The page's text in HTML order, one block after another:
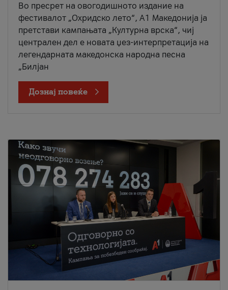
Во пресрет на овогодишното издание на
фестивалот „Охридско лето“, А1 Македонија ја
претстави кампањата „Културна врска“, чиј
централен дел е новата џез-интерпретација на
легендарната македонска народна песна
„Билјан
Дознај повеќе